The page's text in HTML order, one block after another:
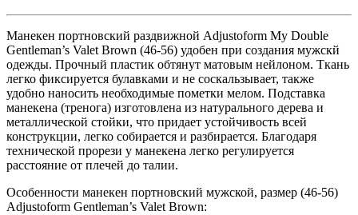
Манекен портновский раздвижной Adjustoform My Double
Gentleman’s Valet Brown (46-56) удобен при создания мужскй
одежды. Прочный пластик обтянут матовым нейлоном. Ткань
легко фиксируется булавками и не соскальзывает, также
удобно наносить необходимые пометки мелом. Подставка
манекена (тренога) изготовлена из натурального дерева и
металлической стойки, что придает устойчивость всей
конструкции, легко собирается и разбирается. Благодаря
технической прорези у манекена легко регулируется
расстояние от плечей до талии.
Особенности манекен портновский мужской, размер (46-56)
Adjustoform Gentleman’s Valet Brown: